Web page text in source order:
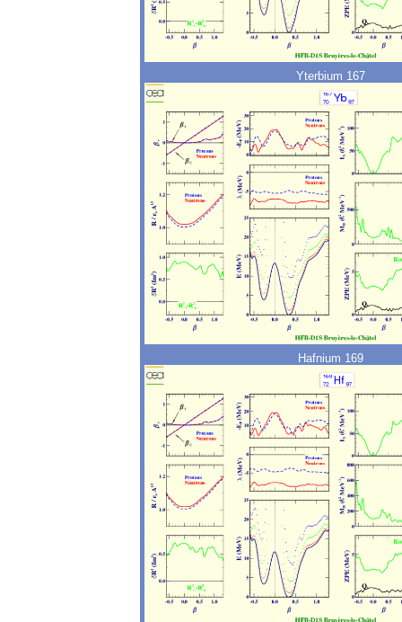
Yterbium 167
Hafnium 169